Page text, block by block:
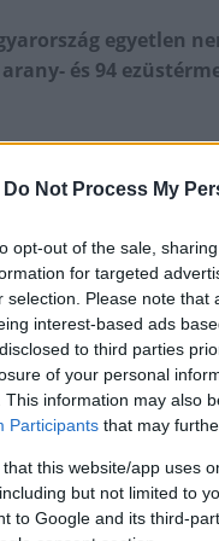
Do Not Process My
opt-out of the sale,
for targeted
selection. Please note
interest-based ads
to third parties
of your personal
This information may also
Participants that may
that this website/app uses
but not limited to
to Google and its third-
egyetlen
és 94
szervezői sorra
akik az év második
végül a
MTI-hez hétfőn
miatt a
főleg a környező
emiatt a
nevezés
a bíráló bizottságok